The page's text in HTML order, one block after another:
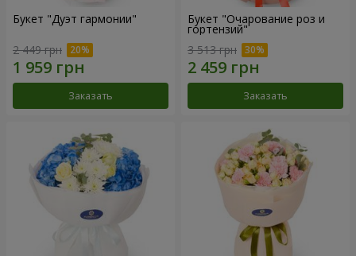
Букет "Дуэт гармонии"
2 449 грн
Заказать
Букет "Очарование роз и
гортензий"
3 513 грн
Заказать